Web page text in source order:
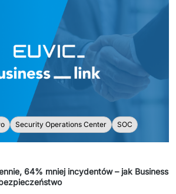
Security Operations Center SOC
64% mniej incydentów – jak Business